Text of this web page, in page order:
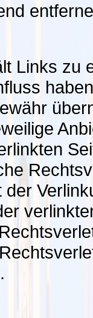
Links zu